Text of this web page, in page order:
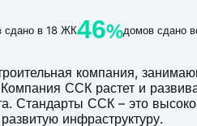
сдано в 18 ЖК46%домов сдано
компания,
ССК растет и
Стандарты ССК – это
инфраструктуру.